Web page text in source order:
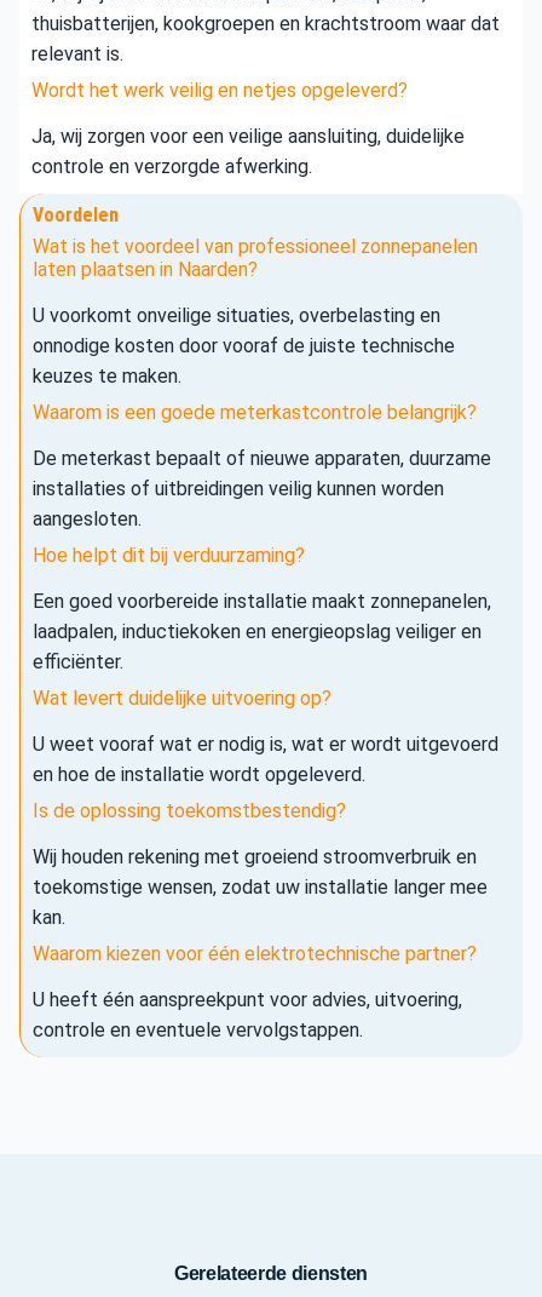
thuisbatterijen, kookgroepen en krachtstroom waar dat
relevant is.
Wordt het werk veilig en netjes opgeleverd?
Ja, wij zorgen voor een veilige aansluiting, duidelijke
controle en verzorgde afwerking.
Voordelen
Wat is het voordeel van professioneel zonnepanelen
laten plaatsen in Naarden?
U voorkomt onveilige situaties, overbelasting en
onnodige kosten door vooraf de juiste technische
keuzes te maken.
Waarom is een goede meterkastcontrole belangrijk?
De meterkast bepaalt of nieuwe apparaten, duurzame
installaties of uitbreidingen veilig kunnen worden
aangesloten.
Hoe helpt dit bij verduurzaming?
Een goed voorbereide installatie maakt zonnepanelen,
laadpalen, inductiekoken en energieopslag veiliger en
efficiënter.
Wat levert duidelijke uitvoering op?
U weet vooraf wat er nodig is, wat er wordt uitgevoerd
en hoe de installatie wordt opgeleverd.
Is de oplossing toekomstbestendig?
Wij houden rekening met groeiend stroomverbruik en
toekomstige wensen, zodat uw installatie langer mee
kan.
Waarom kiezen voor één elektrotechnische partner?
U heeft één aanspreekpunt voor advies, uitvoering,
controle en eventuele vervolgstappen.
Gerelateerde diensten